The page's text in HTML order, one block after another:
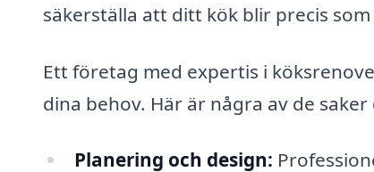
säkerställa att ditt kök blir precis som
Ett företag med expertis i
dina behov. Här är några av de
Planering och design: